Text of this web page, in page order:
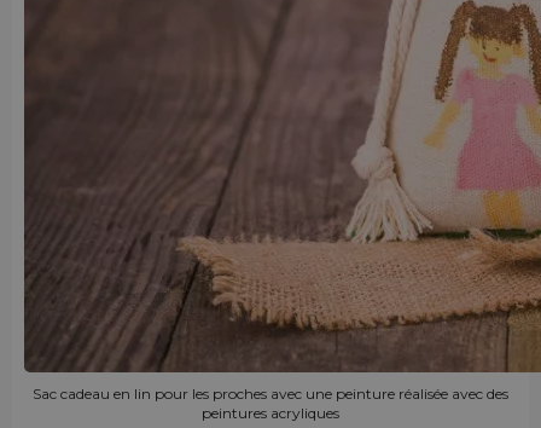
Sac cadeau en lin pour les proches avec une peinture réalisée avec des
peintures acryliques